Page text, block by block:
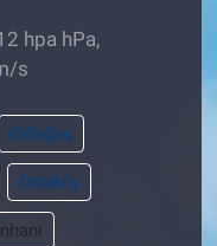
hpa hPa,
s
Gülağaç
Ortaköy